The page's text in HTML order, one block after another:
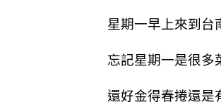
星期一早上來到台
忘記星期一是很多
還好金得春捲還是